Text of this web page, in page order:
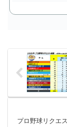
プロ野球リクエ